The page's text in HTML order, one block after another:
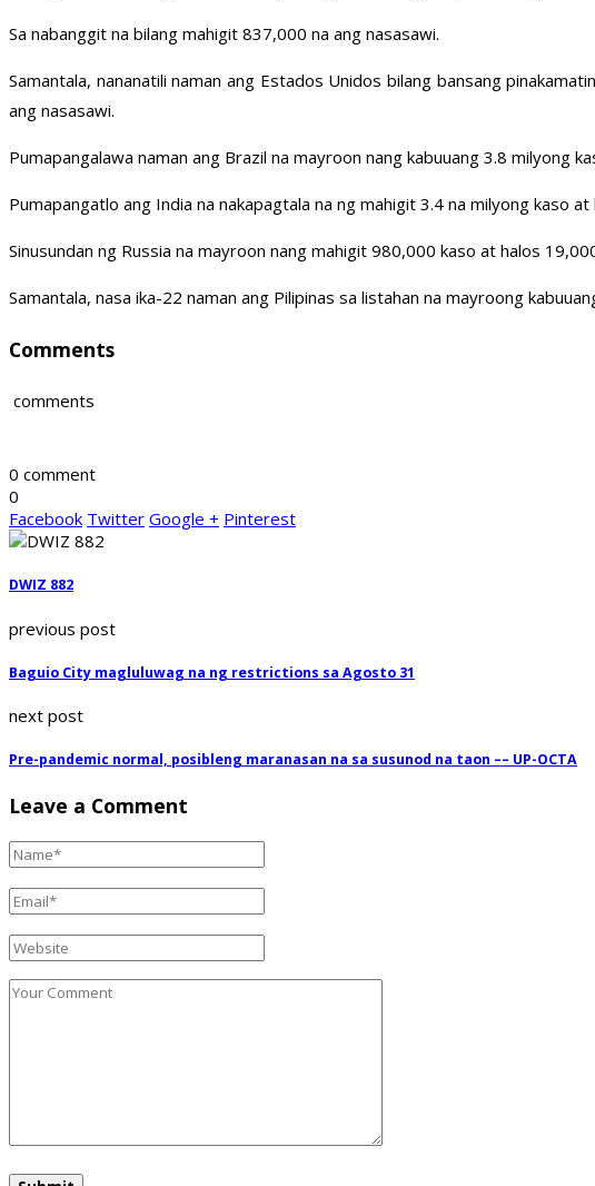
Sa nabanggit na bilang mahigit 837,000 na ang nasasawi.
Samantala, nananatili naman ang Estados Unidos bilang bansang
ang nasasawi.
Pumapangalawa naman ang Brazil na mayroon nang kabuuang 3.8 milyong
Pumapangatlo ang India na nakapagtala na ng mahigit 3.4 na milyong kaso
Sinusundan ng Russia na mayroon nang mahigit 980,000 kaso at halos
Samantala, nasa ika-22 naman ang Pilipinas sa listahan na mayroong
Comments
comments
0 comment
0
Facebook Twitter Google + Pinterest
DWIZ 882
previous post
Baguio City magluluwag na ng restrictions sa Agosto 31
next post
Pre-pandemic normal, posibleng maranasan na sa susunod na taon –– UP-OCTA
Leave a Comment